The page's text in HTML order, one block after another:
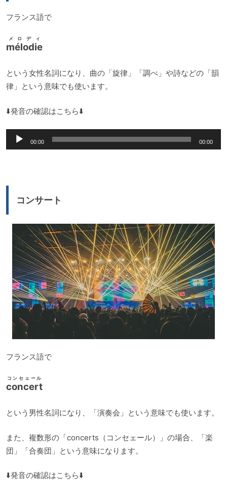
フランス語で
mélodie
メロディ
という女性名詞になり、曲の「旋律」「調べ」や詩などの「韻
律」という意味でも使います。
⬇️発音の確認はこちら⬇️
声
ー
00:00 00:00
コンサート
フランス語で
concert
コンセェール
という男性名詞になり、「演奏会」という意味でも使います。
また、複数形の「concerts（コンセェール）」の場合、「楽
団」「合奏団」という意味になります。
⬇️発音の確認はこちら⬇️